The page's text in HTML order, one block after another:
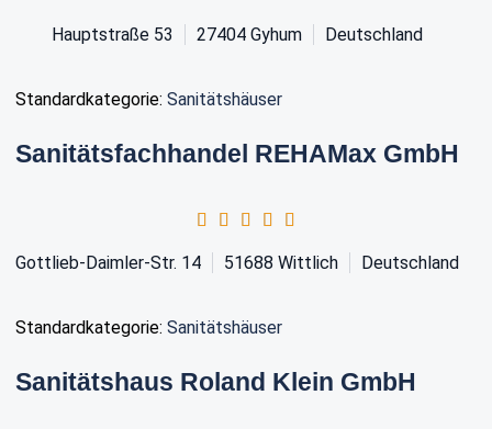
Hauptstraße 53 27404 Gyhum Deutschland
Standardkategorie: Sanitätshäuser
Sanitätsfachhandel REHAMax GmbH
Gottlieb-Daimler-Str. 14 51688 Wittlich Deutschland
Standardkategorie: Sanitätshäuser
Sanitätshaus Roland Klein GmbH